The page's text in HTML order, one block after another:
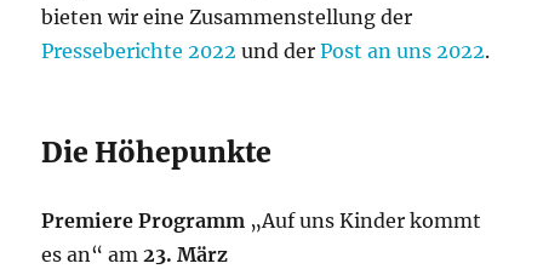
bieten wir eine Zusammenstellung der
Presseberichte 2022 und derPost an uns 2022.
Die Höhepunkte
Premiere Programm „Auf uns Kinder kommt
es an“ am 23. März